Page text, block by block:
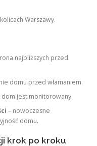
Warszawy.
najbliższych przed
domu przed włamaniem.
dom jest monitorowany.
– nowoczesne
domu.
krok po kroku